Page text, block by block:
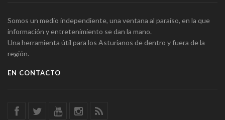
Somos un medio independiente, una ventana al paraíso, en la que
información y entretenimiento se dan la mano.
Una herramienta útil para los Asturianos de dentro y fuera de la
región.
EN CONTACTO